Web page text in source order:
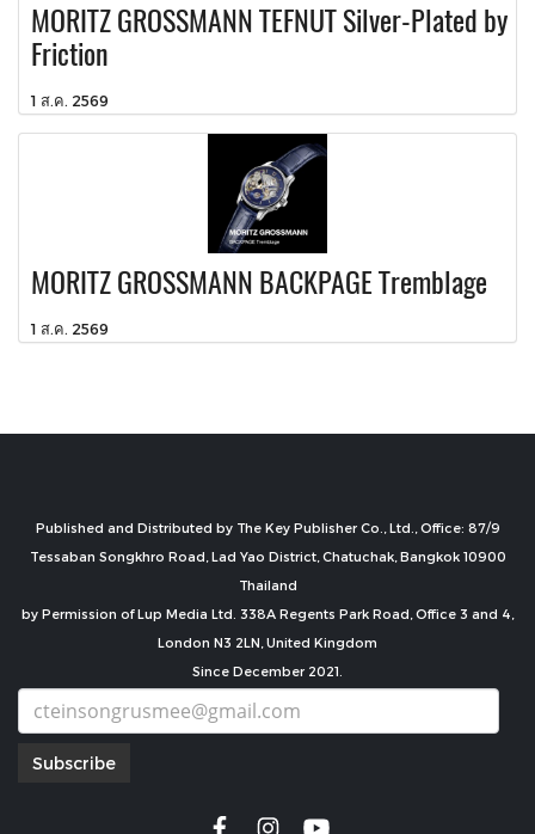
MORITZ GROSSMANN TEFNUT Silver-Plated by
Friction
1 ส.ค. 2569
MORITZ GROSSMANN BACKPAGE Tremblage
1 ส.ค. 2569
Published and Distributed by The Key Publisher Co., Ltd., Office: 87/9
Tessaban Songkhro Road, Lad Yao District, Chatuchak, Bangkok 10900
Thailand
by Permission of Lup Media Ltd. 338A Regents Park Road, Office 3 and 4,
London N3 2LN, United Kingdom
Since December 2021.
Subscribe